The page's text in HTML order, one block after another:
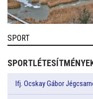
SPORT
Ifj. Ocskay Gábor